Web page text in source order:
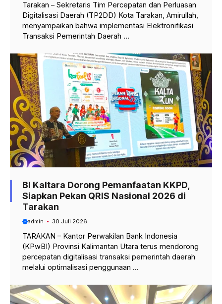
Tarakan – Sekretaris Tim Percepatan dan Perluasan
Digitalisasi Daerah (TP2DD) Kota Tarakan, Amirullah,
menyampaikan bahwa implementasi Elektronifikasi
Transaksi Pemerintah Daerah ...
BI Kaltara Dorong Pemanfaatan KKPD,
Siapkan Pekan QRIS Nasional 2026 di
Tarakan
admin 30 Juli 2026
TARAKAN – Kantor Perwakilan Bank Indonesia
(KPwBI) Provinsi Kalimantan Utara terus mendorong
percepatan digitalisasi transaksi pemerintah daerah
melalui optimalisasi penggunaan ...